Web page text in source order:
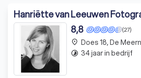
Hanriëtte van Leeuwen
(27)
8,8
place Does 18, De Meern
timelapse 34 jaar in bedrijf